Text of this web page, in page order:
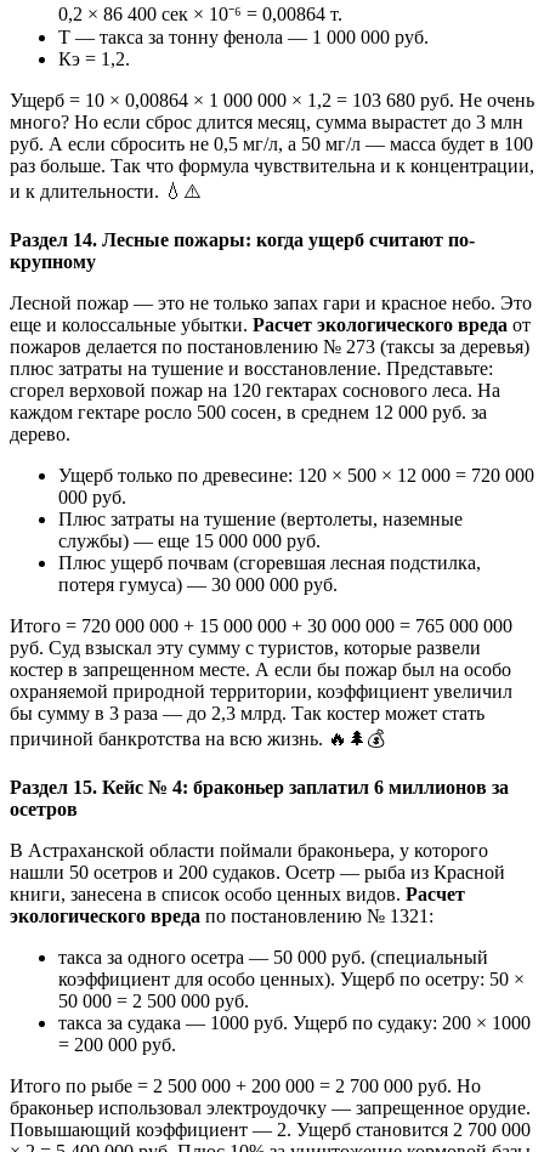
0,2 × 86 400 сек × 10⁻⁶ = 0,00864 т.
Т — такса за тонну фенола — 1 000 000 руб.
Кэ = 1,2.
Ущерб = 10 × 0,00864 × 1 000 000 × 1,2 = 103 680 руб. Не очень
много? Но если сброс длится месяц, сумма вырастет до 3 млн
руб. А если сбросить не 0,5 мг/л, а 50 мг/л — масса будет в 100
раз больше. Так что формула чувствительна и к концентрации,
и к длительности. 💧⚠️
Раздел 14. Лесные пожары: когда ущерб считают по-
крупному
Лесной пожар — это не только запах гари и красное небо. Это
еще и колоссальные убытки. Расчет экологического вреда от
пожаров делается по постановлению № 273 (таксы за деревья)
плюс затраты на тушение и восстановление. Представьте:
сгорел верховой пожар на 120 гектарах соснового леса. На
каждом гектаре росло 500 сосен, в среднем 12 000 руб. за
дерево.
Ущерб только по древесине: 120 × 500 × 12 000 = 720 000
000 руб.
Плюс затраты на тушение (вертолеты, наземные
службы) — еще 15 000 000 руб.
Плюс ущерб почвам (сгоревшая лесная подстилка,
потеря гумуса) — 30 000 000 руб.
Итого = 720 000 000 + 15 000 000 + 30 000 000 = 765 000 000
руб. Суд взыскал эту сумму с туристов, которые развели
костер в запрещенном месте. А если бы пожар был на особо
охраняемой природной территории, коэффициент увеличил
бы сумму в 3 раза — до 2,3 млрд. Так костер может стать
причиной банкротства на всю жизнь. 🔥🌲💰
Раздел 15. Кейс № 4: браконьер заплатил 6 миллионов за
осетров
В Астраханской области поймали браконьера, у которого
нашли 50 осетров и 200 судаков. Осетр — рыба из Красной
книги, занесена в список особо ценных видов. Расчет
экологического вреда по постановлению № 1321:
такса за одного осетра — 50 000 руб. (специальный
коэффициент для особо ценных). Ущерб по осетру: 50 ×
50 000 = 2 500 000 руб.
такса за судака — 1000 руб. Ущерб по судаку: 200 × 1000
= 200 000 руб.
Итого по рыбе = 2 500 000 + 200 000 = 2 700 000 руб. Но
браконьер использовал электроудочку — запрещенное орудие.
Повышающий коэффициент — 2. Ущерб становится 2 700 000